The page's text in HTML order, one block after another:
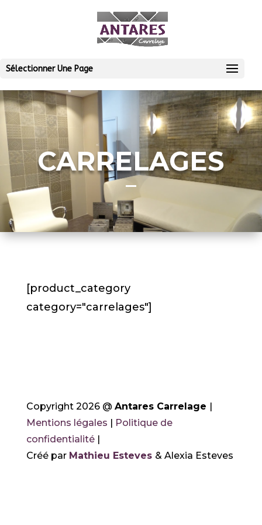
Sélectionner Une Page
CARRELAGES
[product_category
category="carrelages"]
Copyright 2026 @ Antares Carrelage |
Mentions légales | Politique de
confidentialité|
Créé par Mathieu Esteves & Alexia Esteves